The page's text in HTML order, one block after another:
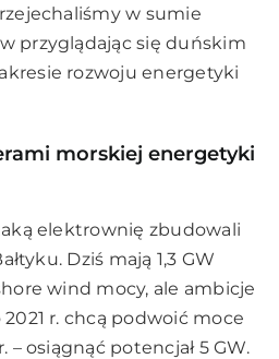
w sumie
przyglądając się duńskim
rozwoju energetyki
morskiej energetyki
elektrownię zbudowali
Dziś mają 1,3 GW
wind mocy, ale ambicje
r. chcą podwoić moce
– osiągnąć potencjał 5 GW.